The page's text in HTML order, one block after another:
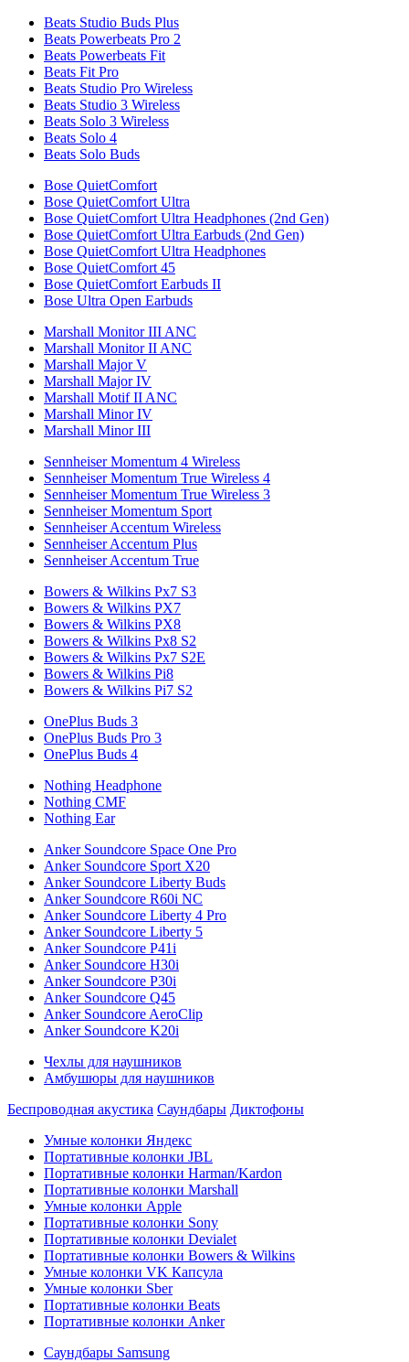
Beats Studio Buds Plus
Beats Powerbeats Pro 2
Beats Powerbeats Fit
Beats Fit Pro
Beats Studio Pro Wireless
Beats Studio 3 Wireless
Beats Solo 3 Wireless
Beats Solo 4
Beats Solo Buds
Bose QuietComfort
Bose QuietComfort Ultra
Bose QuietComfort Ultra Headphones (2nd Gen)
Bose QuietComfort Ultra Earbuds (2nd Gen)
Bose QuietComfort Ultra Headphones
Bose QuietComfort 45
Bose QuietComfort Earbuds II
Bose Ultra Open Earbuds
Marshall Monitor III ANC
Marshall Monitor II ANC
Marshall Major V
Marshall Major IV
Marshall Motif II ANC
Marshall Minor IV
Marshall Minor III
Sennheiser Momentum 4 Wireless
Sennheiser Momentum True Wireless 4
Sennheiser Momentum True Wireless 3
Sennheiser Momentum Sport
Sennheiser Accentum Wireless
Sennheiser Accentum Plus
Sennheiser Accentum True
Bowers & Wilkins Px7 S3
Bowers & Wilkins PX7
Bowers & Wilkins PX8
Bowers & Wilkins Px8 S2
Bowers & Wilkins Px7 S2E
Bowers & Wilkins Pi8
Bowers & Wilkins Pi7 S2
OnePlus Buds 3
OnePlus Buds Pro 3
OnePlus Buds 4
Nothing Headphone
Nothing CMF
Nothing Ear
Anker Soundcore Space One Pro
Anker Soundcore Sport X20
Anker Soundcore Liberty Buds
Anker Soundcore R60i NC
Anker Soundcore Liberty 4 Pro
Anker Soundcore Liberty 5
Anker Soundcore P41i
Anker Soundcore H30i
Anker Soundcore P30i
Anker Soundcore Q45
Anker Soundcore AeroClip
Anker Soundcore K20i
Чехлы для наушников
Амбушюры для наушников
Беспроводная акустика Саундбары Диктофоны
Умные колонки Яндекс
Портативные колонки JBL
Портативные колонки Harman/Kardon
Портативные колонки Marshall
Умные колонки Apple
Портативные колонки Sony
Портативные колонки Devialet
Портативные колонки Bowers & Wilkins
Умные колонки VK Капсула
Умные колонки Sber
Портативные колонки Beats
Портативные колонки Anker
Саундбары Samsung